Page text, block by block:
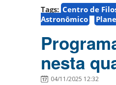
Tags: Centro de
Astronômico
nesta
04/11/2025 12:32